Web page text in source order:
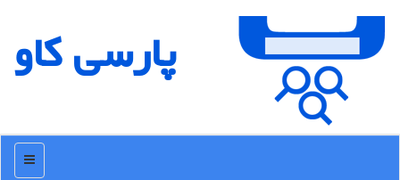
پارسی كاو
منو